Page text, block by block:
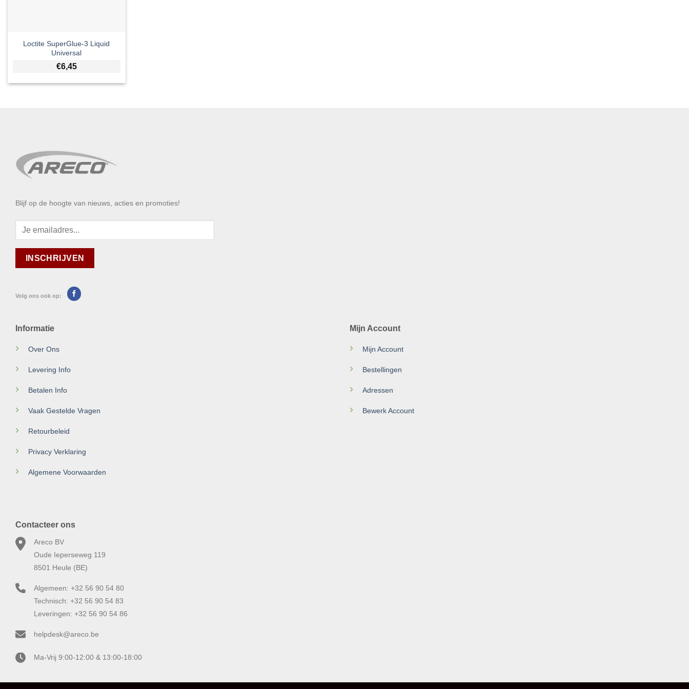
Loctite SuperGlue-3 Liquid
Universal
€6,45
Blijf op de hoogte van nieuws, acties en promoties!
Volg ons ook op:
Informatie
Over Ons
Levering Info
Betalen Info
Vaak Gestelde Vragen
Retourbeleid
Privacy Verklaring
Algemene Voorwaarden
Mijn Account
Mijn Account
Bestellingen
Adressen
Bewerk Account
Contacteer ons
Areco BV
Oude Ieperseweg 119
8501 Heule (BE)
Algemeen: +32 56 90 54 80
Technisch: +32 56 90 54 83
Leveringen: +32 56 90 54 86
helpdesk@areco.be
Ma-Vrij 9:00-12:00 & 13:00-18:00